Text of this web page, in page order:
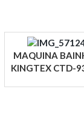
MAQUINA
KINGTEX CTD-